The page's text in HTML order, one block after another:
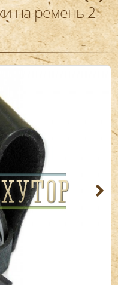
на ремень 2